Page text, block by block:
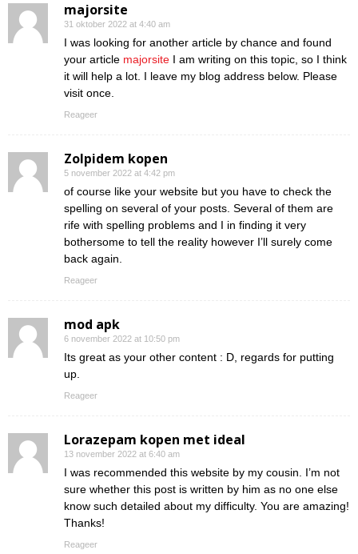
majorsite
31 oktober 2022 at 4:40 am
I was looking for another article by chance and found
your article majorsite I am writing on this topic, so I think
it will help a lot. I leave my blog address below. Please
visit once.
Reageer
Zolpidem kopen
5 november 2022 at 4:42 pm
of course like your website but you have to check the
spelling on several of your posts. Several of them are
rife with spelling problems and I in finding it very
bothersome to tell the reality however I’ll surely come
back again.
Reageer
mod apk
6 november 2022 at 10:50 pm
Its great as your other content : D, regards for putting
up.
Reageer
Lorazepam kopen met ideal
13 november 2022 at 6:40 am
I was recommended this website by my cousin. I’m not
sure whether this post is written by him as no one else
know such detailed about my difficulty. You are amazing!
Thanks!
Reageer